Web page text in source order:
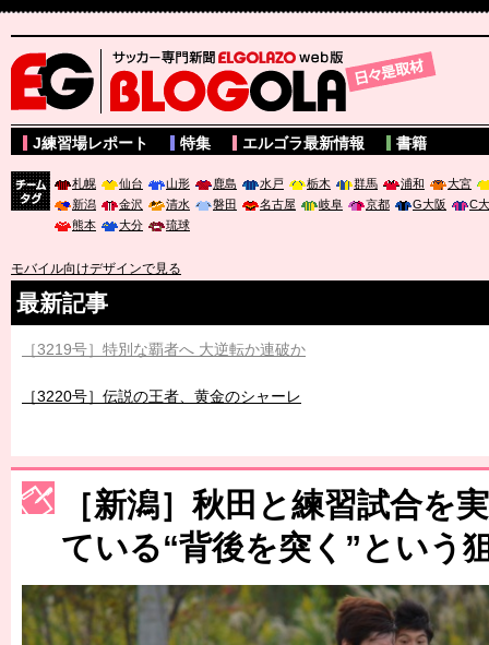
サッカー専門新聞ELGOLAZO web版 BLOGOLA
J練習場レポート 特集 エルゴラ最新情報 書籍
札幌 仙台 山形 鹿島 水戸 栃木 群馬 浦和
大宮
新潟
金沢 清水 磐田 名古屋 岐阜 京都 G大阪
C
熊本
大分 琉球
モバイル向けデザインで見る
最新記事
［3219号］特別な覇者へ 大逆転か連破か
［3220号］伝説の王者、黄金のシャーレ
［3230号］世界一への夢は終わらない
［3223号］一丸。日本出陣
［3222号］史上最大のW杯開幕 注目は「個」
長谷川 アーリアジャスールさんがシンポジウム「気候変動から命
［新潟］秋田と練習試合を
ている“背後を突く”という